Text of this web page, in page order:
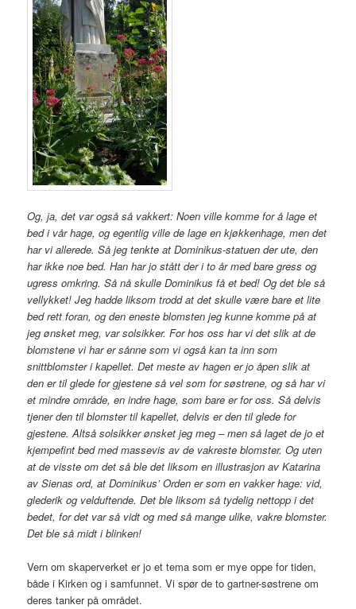
Og, ja, det var også så vakkert: Noen ville komme for å lage et
bed i vår hage, og egentlig ville de lage en kjøkkenhage, men det
har vi allerede. Så jeg tenkte at Dominikus-statuen der ute, den
har ikke noe bed. Han har jo stått der i to år med bare gress og
ugress omkring. Så nå skulle Dominikus få et bed! Og det ble så
vellykket! Jeg hadde liksom trodd at det skulle være bare et lite
bed rett foran, og den eneste blomsten jeg kunne komme på at
jeg ønsket meg, var solsikker. For hos oss har vi det slik at de
blomstene vi har er sånne som vi også kan ta inn som
snittblomster i kapellet. Det meste av hagen er jo åpen slik at
den er til glede for gjestene så vel som for søstrene, og så har vi
et mindre område, en indre hage, som bare er for oss. Så delvis
tjener den til blomster til kapellet, delvis er den til glede for
gjestene. Altså solsikker ønsket jeg meg – men så laget de jo et
kjempefint bed med massevis av de vakreste blomster. Og uten
at de visste om det så ble det liksom en illustrasjon av Katarina
av Sienas ord, at Dominikus’ Orden er som en vakker hage: vid,
glederik og velduftende. Det ble liksom så tydelig nettopp i det
bedet, for det var så vidt og med så mange ulike, vakre blomster.
Det ble så midt i blinken!
Vern om skaperverket er jo et tema som er mye oppe for tiden,
både i Kirken og i samfunnet. Vi spør de to gartner-søstrene om
deres tanker på området.